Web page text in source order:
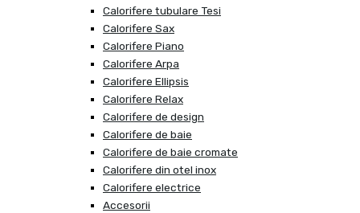
Calorifere tubulare Tesi
Calorifere Sax
Calorifere Piano
Calorifere Arpa
Calorifere Ellipsis
Calorifere Relax
Calorifere de design
Calorifere de baie
Calorifere de baie cromate
Calorifere din otel inox
Calorifere electrice
Accesorii